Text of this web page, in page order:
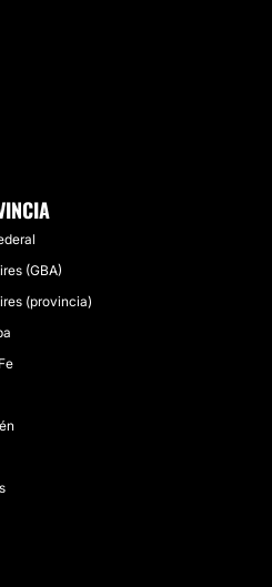
(GBA)
(provincia)